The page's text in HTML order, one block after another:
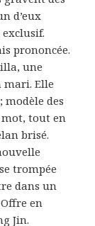
d’eux
prononcée.
une
mari. Elle
modèle des
mot, tout en
brisé.
trompée
dans un
en
Jin.